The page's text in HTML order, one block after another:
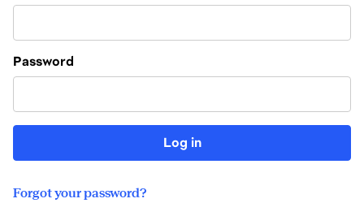
Password
Log in
Forgot your password?